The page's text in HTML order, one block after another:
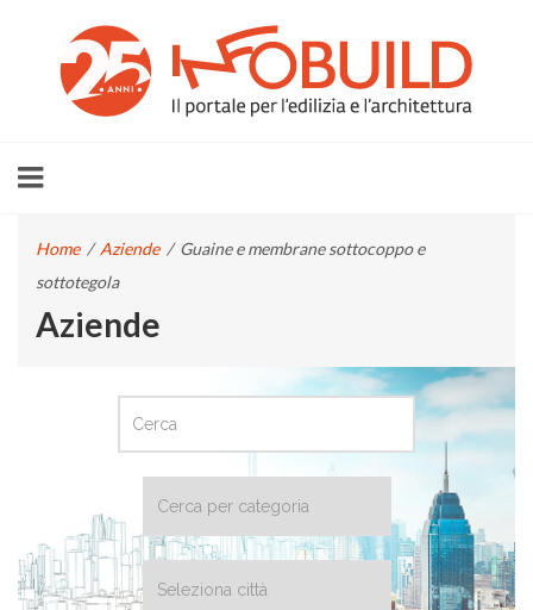
Home / Aziende / Guaine e membrane sottocoppo e
sottotegola
Aziende